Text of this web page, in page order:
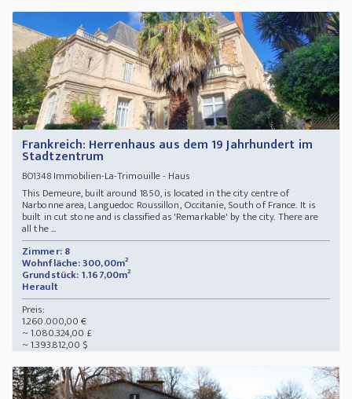
Frankreich: Herrenhaus aus dem 19 Jahrhundert im
Stadtzentrum
BO1348Immobilien-La-Trimouille - Haus
This Demeure, built around 1850, is located in the city centre of
Narbonne area, Languedoc Roussillon, Occitanie, South of France. It is
built in cut stone and is classified as 'Remarkable' by the city. There are
all the ...
Zimmer: 8
Wohnfläche: 300,00m²
Grundstück: 1.167,00m²
Herault
Preis:
1.260.000,00 €
~ 1.080.324,00 £
~ 1.393.812,00 $